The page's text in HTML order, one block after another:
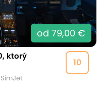
od 79,00 €
10
ktorý